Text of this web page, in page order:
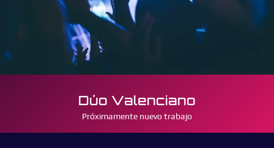
Dúo Valenciano
Próximamente nuevo trabajo